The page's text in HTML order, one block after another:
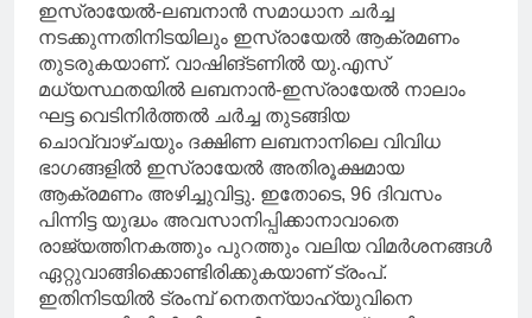
ഇസ്രായേൽ-ലബനാൻ സമാധാന ചർച്ച
നടക്കുന്നതിനിടയിലും ഇസ്രായേൽ ആക്രമണം
തുടരുകയാണ്. വാഷിങ്ടണിൽ യു.എസ്
മധ്യസ്ഥതയിൽ ലബനാൻ-ഇസ്രായേൽ നാലാം
ഘട്ട വെടിനിർത്തൽ ചർച്ച തുടങ്ങിയ
ചൊവ്വാഴ്ചയും ദക്ഷിണ ലബനാനിലെ വിവിധ
ഭാഗങ്ങളിൽ ഇസ്രായേൽ അതിരൂക്ഷമായ
ആക്രമണം അഴിച്ചുവിട്ടു. ഇതോടെ, 96 ദിവസം
പിന്നിട്ട യുദ്ധം അവസാനിപ്പിക്കാനാവാതെ
രാജ്യത്തിനകത്തും പുറത്തും വലിയ വിമർശനങ്ങൾ
ഏറ്റുവാങ്ങിക്കൊണ്ടിരിക്കുകയാണ് ട്രംപ്.
ഇതിനിടയിൽ ട്രംമ്പ് നെതന്യാഹ്യുവിനെ